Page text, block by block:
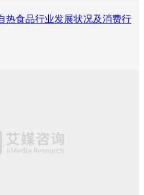
热食品行业发展状况及消费行